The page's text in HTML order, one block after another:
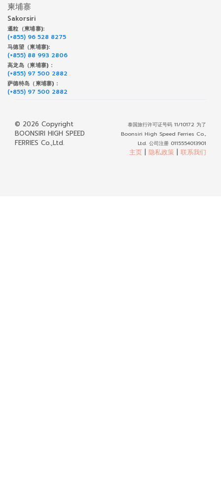
柬埔寨
Sakorsiri
暹粒（柬埔寨):
(+855) 96 528 8275
马德望（柬埔寨):
(+855) 88 993 2806
高龙岛（柬埔寨) :
(+855) 97 500 2882
萨德特岛（柬埔寨) :
(+855) 97 500 2882
© 2026 Copyright
BOONSIRI HIGH SPEED
FERRIES Co.,Ltd.
泰国旅行许可证号码 11/10172 为了
Boonsiri High Speed Ferries Co.,
Ltd. 公司注册 0115554013901
主页 隐私政策 联系我们